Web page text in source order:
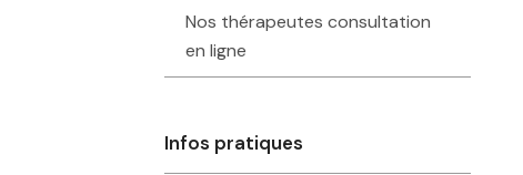
Nos thérapeutes consultation
en ligne
Infos pratiques